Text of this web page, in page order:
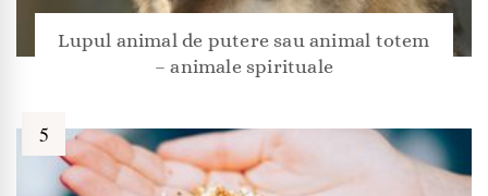
Lupul animal de putere sau animal totem
– animale spirituale